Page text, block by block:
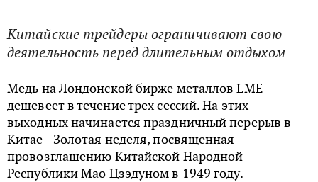
Китайские трейдеры ограничивают свою
деятельность перед длительным отдыхом
Медь на Лондонской бирже металлов LME
дешевеет в течение трех сессий. На этих
выходных начинается праздничный перерыв в
Китае - Золотая неделя, посвященная
провозглашению Китайской Народной
Республики Мао Цзэдуном в 1949 году.